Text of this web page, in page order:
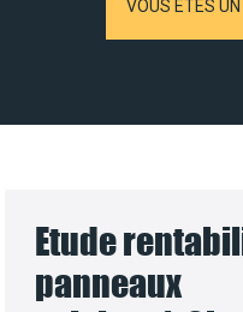
VOUS ÊTES
Etude
panneaux